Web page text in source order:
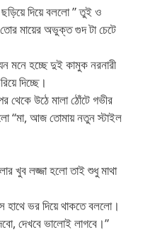
দিয়ে বললো ” তুই ও
মায়ের অভুক্ত গুদ টা চেটে
মনে হচ্ছে দুই কামুক নরনারী
দিচ্ছে।
থেকে উঠে মালা ঠোঁটে গভীর
“মা, আজ তোমায় নতুন স্টাইল
খুব লজ্জা হলো তাই শুধু মাথা
হাথে ভর দিয়ে থাকতে বললো।
দেখবে ভালোই লাগবে।”